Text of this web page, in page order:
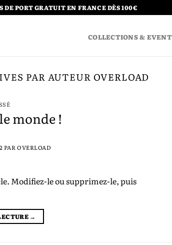
DE PORT GRATUIT EN FRANCE DÈS 100€
COLLECTIONS &
PAR AUTEUR OVERLOAD
monde !
PAROVERLOAD
Modifiez-le ou supprimez-le, puis
→